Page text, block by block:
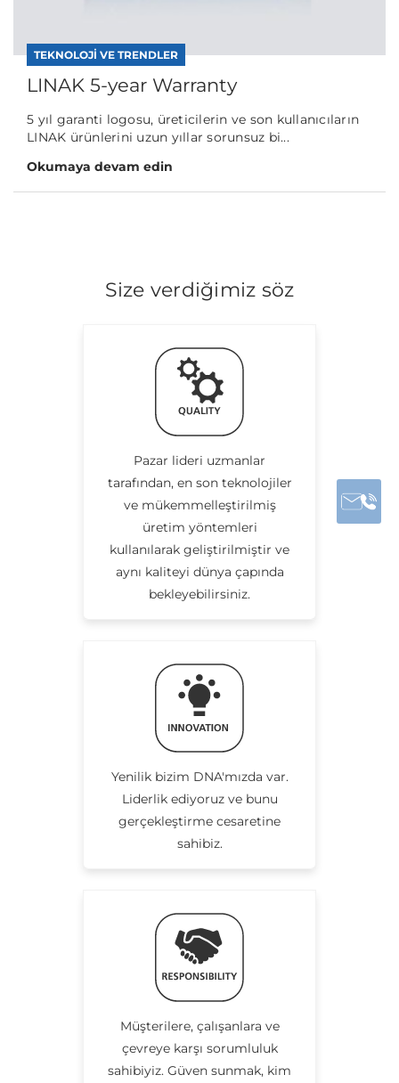
TEKNOLOJI VE TRENDLER
LINAK 5-year Warranty
5 yıl garanti logosu, üreticilerin ve son kullanıcıların
LINAK ürünlerini uzun yıllar sorunsuz bi...
Okumaya devam edin
Size verdiğimiz söz
Pazar lideri uzmanlar
tarafından, en son teknolojiler
ve mükemmelleştirilmiş
üretim yöntemleri
kullanılarak geliştirilmiştir ve
aynı kaliteyi dünya çapında
bekleyebilirsiniz.
Yenilik bizim DNA'mızda var.
Liderlik ediyoruz ve bunu
gerçekleştirme cesaretine
sahibiz.
Müşterilere, çalışanlara ve
çevreye karşı sorumluluk
sahibiyiz. Güven sunmak, kim